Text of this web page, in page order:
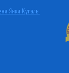
Янки Купалы